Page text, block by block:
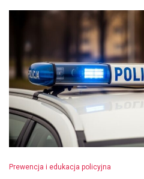
Prewencja i edukacja policyjna